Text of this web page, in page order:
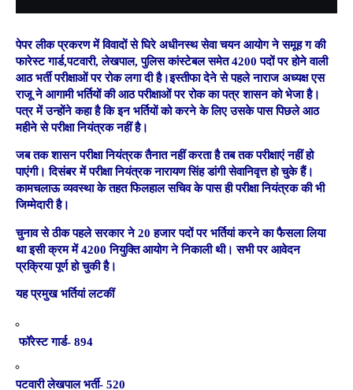
पेपर लीक प्रकरण में विवादों से घिरे अधीनस्थ सेवा चयन आयोग ने समूह ग की
फारेस्ट गार्ड,पटवारी, लेखपाल, पुलिस कांस्टेबल समेत 4200 पदों पर होने वाली
आठ भर्ती परीक्षाओं पर रोक लगा दी है।इस्तीफा देने से पहले नाराज अध्यक्ष एस
राजू ने आगामी भर्तियों की आठ परीक्षाओं पर रोक का पत्र शासन को भेजा है।
पत्र में उन्होंने कहा है कि इन भर्तियों को करने के लिए उसके पास पिछले आठ
महीने से परीक्षा नियंत्रक नहीं है।
जब तक शासन परीक्षा नियंत्रक तैनात नहीं करता है तब तक परीक्षाएं नहीं हो
पाएंगी। दिसंबर में परीक्षा नियंत्रक नारायण सिंह डांगी सेवानिवृत्त हो चुके हैं।
कामचलाऊ व्यवस्था के तहत फिलहाल सचिव के पास ही परीक्षा नियंत्रक की भी
जिम्मेदारी है।
चुनाव से ठीक पहले सरकार ने 20 हजार पदों पर भर्तियां करने का फैसला लिया
था इसी क्रम में 4200 नियुक्ति आयोग ने निकाली थी। सभी पर आवेदन
प्रक्रिया पूर्ण हो चुकी है।
यह प्रमुख भर्तियां लटकीं
फॉरेस्ट गार्ड- 894
पटवारी लेखपाल भर्ती- 520